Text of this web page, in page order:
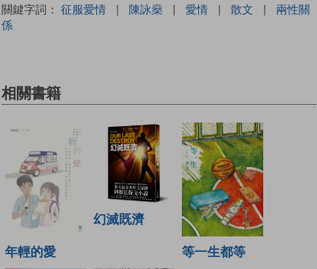
關鍵字詞： 征服愛情 | 陳詠燊 | 愛情 | 散文 |
兩性關
係
相關書籍
年輕的愛
幻滅既濟
等一生都等